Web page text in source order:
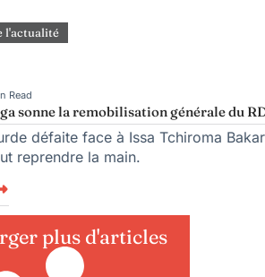
l'actualité
Read
sonne la remobilisation générale du
défaite face à Issa Tchiroma
reprendre la main.
plus d'articles